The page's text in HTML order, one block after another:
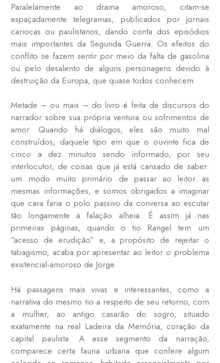
Paralelamente ao drama amoroso, citam-se
espaçadamente telegramas, publicados por jornais
cariocas ou paulistanos, dando conta dos episódios
mais importantes da Segunda Guerra. Os efeitos do
conflito se fazem sentir por meio da falta de gasolina
ou pelo desalento de alguns personagens devido à
destruição da Europa, que quase todos conhecem.
Metade – ou mais – do livro é feita de discursos do
narrador sobre sua própria ventura ou sofrimentos de
amor. Quando há diálogos, eles são muito mal
construídos, daquele tipo em que o ouvinte fica de
cinco a dez minutos sendo informado, por seu
interlocutor, de coisas que já está cansado de saber:
um modo muito primário de passar ao leitor as
mesmas informações, e somos obrigados a imaginar
que cara faria o polo passivo da conversa ao escutar
tão longamente a falação alheia. É assim já nas
primeiras páginas, quando o tio Rangel tem um
“acesso de erudição” e, a propósito de rejeitar o
tabagismo, acaba por apresentar ao leitor o problema
existencial-amoroso de Jorge.
Há passagens mais vivas e interessantes, como a
narrativa do mesmo tio a respeito de seu retorno, com
a mulher, ao antigo casarão do sogro, situado
exatamente na real Ladeira da Memória, coração da
capital paulista. A esse segmento da narração,
comparece certa fauna urbana que confere algum